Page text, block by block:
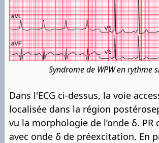
Syndrome de WPW en rythme
Dans l'ECG ci-dessus, la voie
localisée dans la région
vu la morphologie de l’onde δ. PR
avec onde δ de préexcitation. En